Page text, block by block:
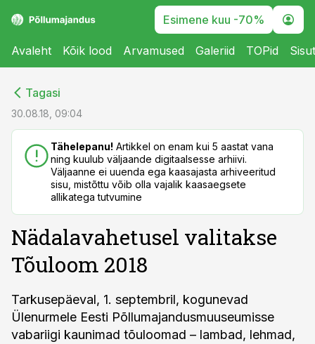
Esimene kuu -70%
Avaleht Kõik lood Arvamused Galeriid TOPid
Tagasi
30.08.18, 09:04
Tähelepanu! Artikkel on enam kui 5 aastat vana
ning kuulub väljaande digitaalsesse arhiivi.
Väljaanne ei uuenda ega kaasajasta arhiveeritud
sisu, mistõttu võib olla vajalik kaasaegsete
allikatega tutvumine
Nädalavahetusel valitakse
Tõuloom 2018
Tarkusepäeval, 1. septembril, kogunevad
Ülenurmele Eesti Põllumajandusmuuseumisse
vabariigi kaunimad tõuloomad – lambad, lehmad,